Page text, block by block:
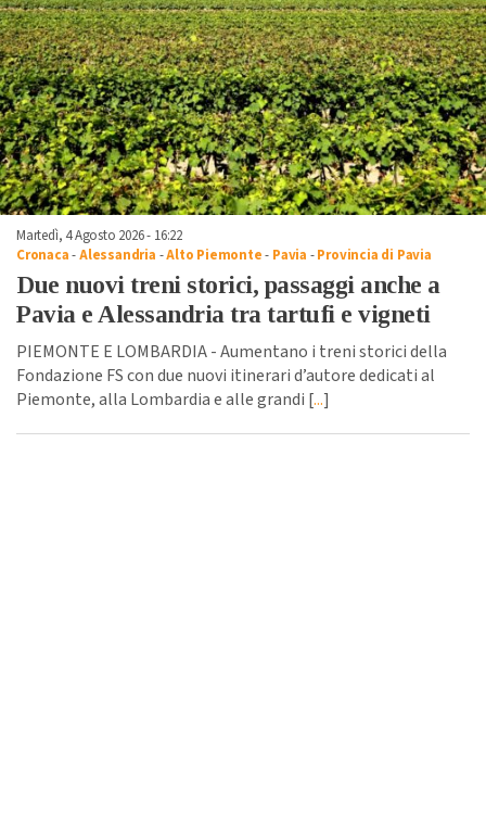
Martedì, 4 Agosto 2026 - 16:22
Cronaca-Alessandria -Alto Piemonte- Pavia -Provincia di Pavia
Due nuovi treni storici, passaggi anche a
Pavia e Alessandria tra tartufi e vigneti
PIEMONTE E LOMBARDIA - Aumentano i treni storici della
Fondazione FS con due nuovi itinerari d’autore dedicati al
Piemonte, alla Lombardia e alle grandi [...]